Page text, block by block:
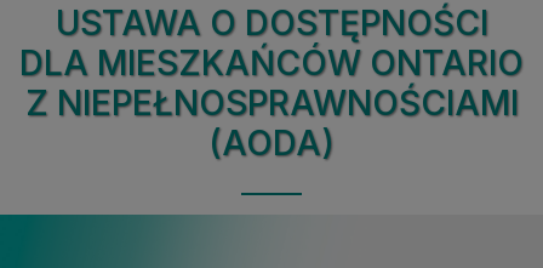
USTAWA O DOSTĘPNOŚCI
DLA MIESZKAŃCÓW ONTARIO
Z NIEPEŁNOSPRAWNOŚCIAMI
(AODA)